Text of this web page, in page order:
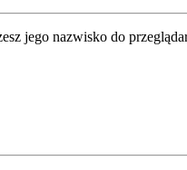
jego nazwisko do